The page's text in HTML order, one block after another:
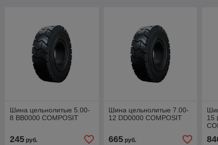
Шина цельнолитые 5.00-
8 BB0000 COMPOSIT
245 руб.
Шина цельнолитые 7.00-
12 DD0000 COMPOSIT
665руб.
15